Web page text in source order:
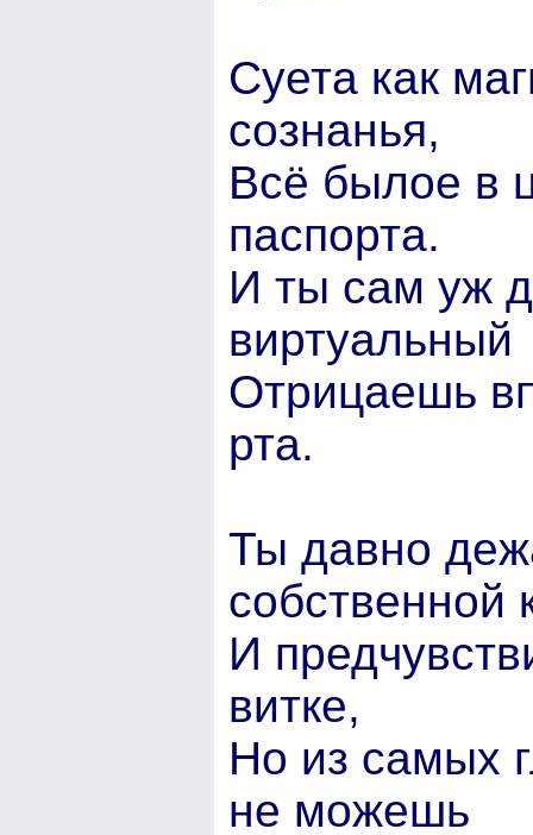
Суета как
сознанья,
Всё былое в
паспорта.
И ты сам уж
виртуальный
Отрицаешь
рта.
Ты давно
собственной
И
витке,
Но из самых
не можешь